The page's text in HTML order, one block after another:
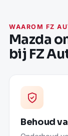
WAAROM FZ
Mazda
bij FZ
Behoud